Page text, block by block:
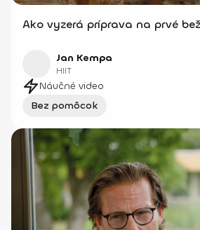
Ako vyzerá príprava na prvé
Jan Kempa
HIIT
Náučné video
Bez pomôcok